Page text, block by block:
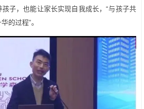
子，也能让家长实现自我成长，“与孩子共
的过程”。